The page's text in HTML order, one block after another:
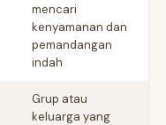
mencari
kenyamanan dan
pemandangan
indah
Grup atau
keluarga yang